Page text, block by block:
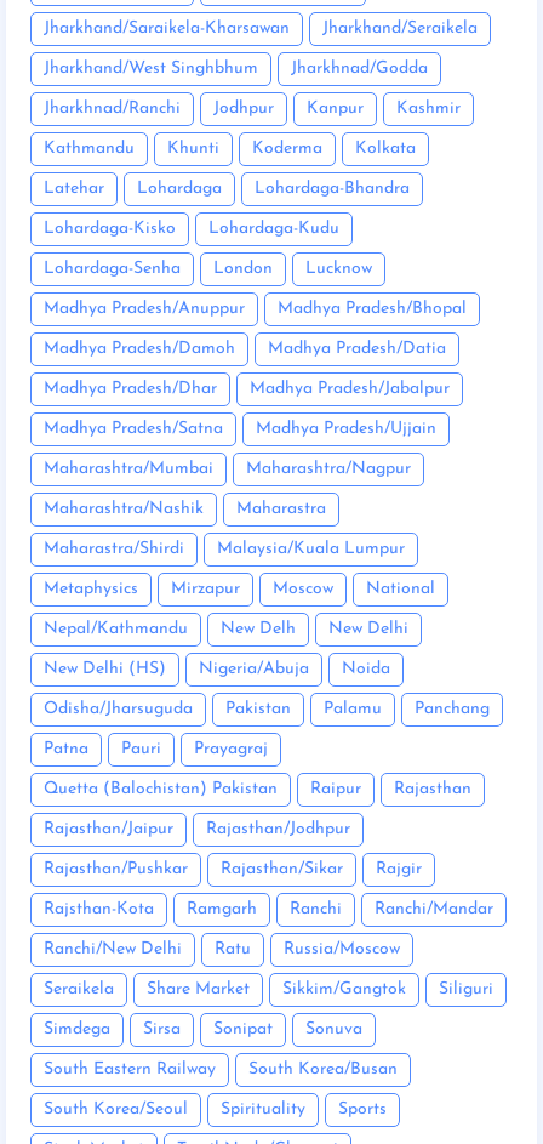
Jharkhand/Saraikela-Kharsawan Jharkhand/Seraikela
Jharkhand/West Singhbhum Jharkhnad/Godda
Jharkhnad/Ranchi Jodhpur Kanpur Kashmir
Kathmandu Khunti Koderma Kolkata
Latehar Lohardaga Lohardaga-Bhandra
Lohardaga-Kisko Lohardaga-Kudu
Lohardaga-Senha London Lucknow
Madhya Pradesh/Anuppur Madhya Pradesh/Bhopal
Madhya Pradesh/Damoh Madhya Pradesh/Datia
Madhya Pradesh/Dhar Madhya Pradesh/Jabalpur
Madhya Pradesh/Satna Madhya Pradesh/Ujjain
Maharashtra/Mumbai Maharashtra/Nagpur
Maharashtra/Nashik Maharastra
Maharastra/Shirdi Malaysia/Kuala Lumpur
Metaphysics Mirzapur Moscow National
Nepal/Kathmandu New Delh New Delhi
New Delhi (HS) Nigeria/Abuja Noida
Odisha/Jharsuguda Pakistan Palamu Panchang
Patna Pauri Prayagraj
Quetta (Balochistan) Pakistan Raipur Rajasthan
Rajasthan/Jaipur Rajasthan/Jodhpur
Rajasthan/Pushkar Rajasthan/Sikar Rajgir
Rajsthan-Kota Ramgarh Ranchi Ranchi/Mandar
Ranchi/New Delhi Ratu Russia/Moscow
Seraikela Share Market Sikkim/Gangtok Siliguri
Simdega Sirsa Sonipat Sonuva
South Eastern Railway South Korea/Busan
South Korea/Seoul Spirituality Sports